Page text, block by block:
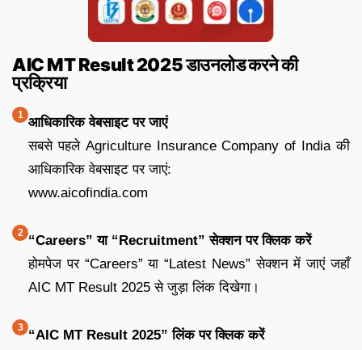
AIC MT Result 2025 डाउनलोड करने की
प्रक्रिया
आधिकारिक वेबसाइट पर जाएं
सबसे पहले Agriculture Insurance Company of India की
आधिकारिक वेबसाइट पर जाएं:
www.aicofindia.com
“Careers” या “Recruitment” सेक्शन पर क्लिक करें
होमपेज पर “Careers” या “Latest News” सेक्शन में जाएं जहाँ
AIC MT Result 2025 से जुड़ा लिंक दिखेगा।
“AIC MT Result 2025” लिंक पर क्लिक करें